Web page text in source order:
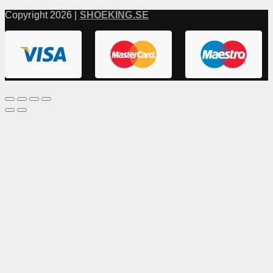
Copyright 2026 | SHOEKING.SE